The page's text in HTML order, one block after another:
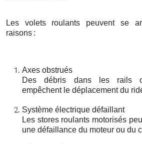
Les volets roulants peuvent se
raisons :
Axes obstrués
Des débris dans les rails
empêchent le déplacement du
Système électrique défaillant
Les stores roulants motorisés
une défaillance du moteur ou du